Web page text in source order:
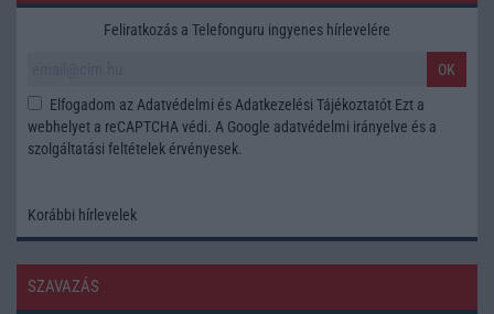
Feliratkozás a Telefonguru ingyenes hírlevelére
OK
Elfogadom azAdatvédelmi és Adatkezelési Tájékoztatót Ezt a
webhelyet a reCAPTCHA védi. A Google adatvédelmi irányelve és a
szolgáltatási feltételek érvényesek.
Korábbi hírlevelek
SZAVAZÁS